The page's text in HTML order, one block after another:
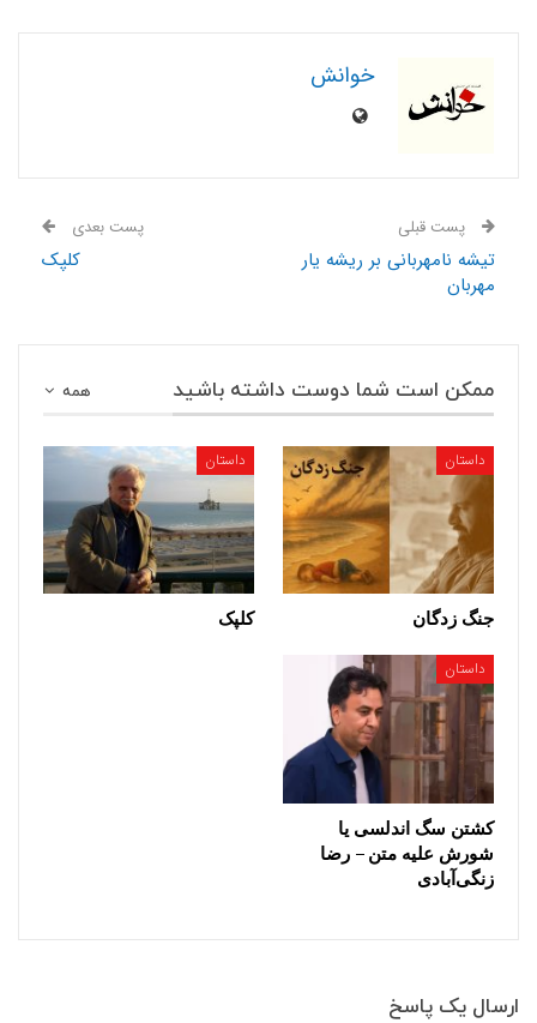
خوانش
پست قبلی
تیشه نامهربانی بر ریشه یار
مهربان
پست بعدی
کلپک
همه ممکن است شما دوست داشته باشید
داستان
جنگ زدگان
داستان
کلپک
داستان
کشتن سگ اندلسی یا
شورش علیه متن – رضا
زنگی‌آبادی
ارسال یک پاسخ